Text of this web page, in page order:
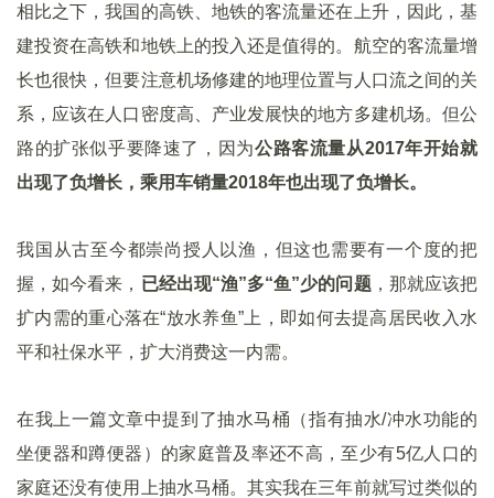
相比之下，我国的高铁、地铁的客流量还在上升，因此，基
建投资在高铁和地铁上的投入还是值得的。航空的客流量增
长也很快，但要注意机场修建的地理位置与人口流之间的关
系，应该在人口密度高、产业发展快的地方多建机场。但公
路的扩张似乎要降速了，因为公路客流量从2017年开始就
出现了负增长，乘用车销量2018年也出现了负增长。
我国从古至今都崇尚授人以渔，但这也需要有一个度的把
握，如今看来， 已经出现“渔”多“鱼”少的问题，那就应该把
扩内需的重心落在“放水养鱼”上，即如何去提高居民收入水
平和社保水平，扩大消费这一内需。
在我上一篇文章中提到了抽水马桶（指有抽水/冲水功能的
坐便器和蹲便器）的家庭普及率还不高，至少有5亿人口的
家庭还没有使用上抽水马桶。其实我在三年前就写过类似的